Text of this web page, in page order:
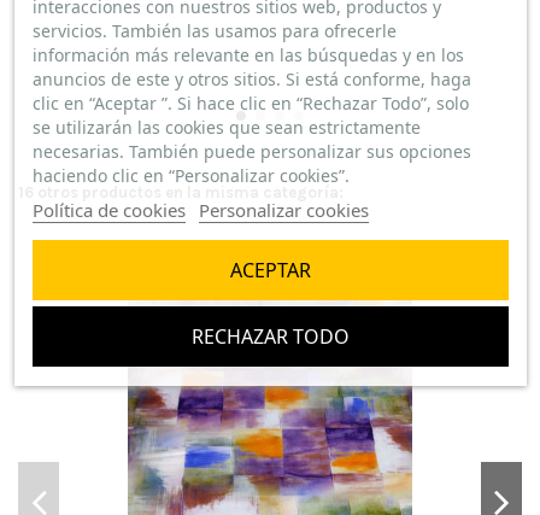
interacciones con nuestros sitios web, productos y
servicios. También las usamos para ofrecerle
información más relevante en las búsquedas y en los
anuncios de este y otros sitios. Si está conforme, haga
clic en “Aceptar ”. Si hace clic en “Rechazar Todo”, solo
se utilizarán las cookies que sean estrictamente
necesarias. También puede personalizar sus opciones
haciendo clic en “Personalizar cookies”.
Política de cookies Personalizar cookies
RECHAZAR TODO
ACEPTAR